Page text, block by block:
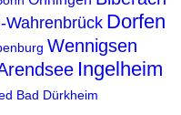
Wahrenbrück Dorfen
Wennigsen
Ingelheim
Bad Dürkheim